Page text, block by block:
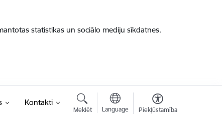
statistikas un sociālo mediju sīkdatnes.
Kontakti
Meklēt Language Piekļūstamība